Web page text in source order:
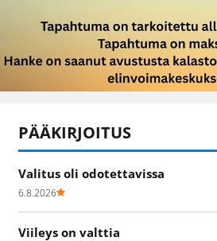
PÄÄKIRJOITUS
Valitus oli odotettavissa
6.8.2026
Viileys on valttia